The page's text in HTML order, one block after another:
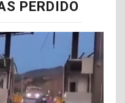
PERDIDO